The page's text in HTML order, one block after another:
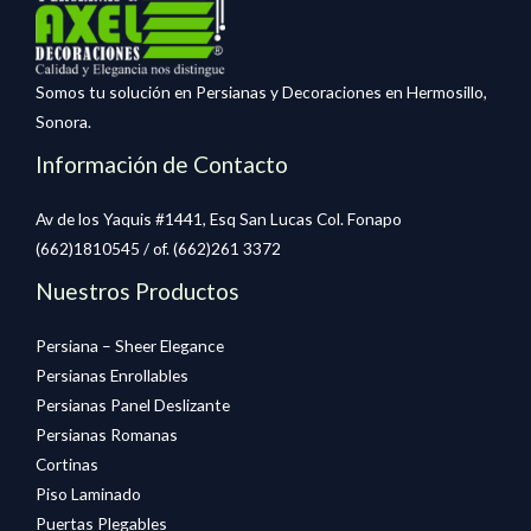
Somos tu solución en Persianas y Decoraciones en Hermosillo,
Sonora.
Información de Contacto
Av de los Yaquis #1441, Esq San Lucas Col. Fonapo
(662)1810545 / of. (662)261 3372
Nuestros Productos
Persiana – Sheer Elegance
Persianas Enrollables
Persianas Panel Deslizante
Persianas Romanas
Cortinas
Piso Laminado
Puertas Plegables